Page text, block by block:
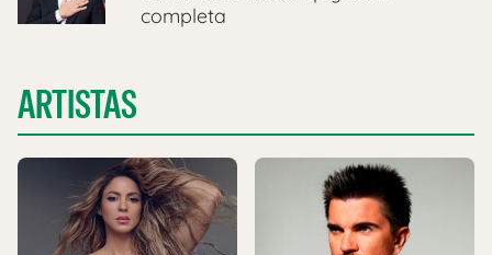
completa
ARTISTAS